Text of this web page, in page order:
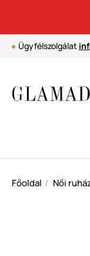
Ügyfélszolgálat
Főoldal Női